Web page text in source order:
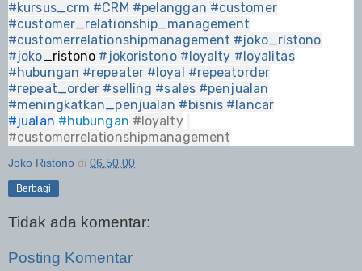
#kursus_crm #CRM #pelanggan #customer
#customer_relationship_management
#customerrelationshipmanagement #joko_ristono
#joko _ristono #jokoristono #loyalty #loyalitas
#hubungan #repeater #loyal #repeatorder
#repeat_order #selling #sales #penjualan
#meningkatkan_penjualan #bisnis #lancar
#jualan #hubungan #loyalty
#customerrelationshipmanagement
Joko Ristono di 06.50.00
Berbagi
Tidak ada komentar:
Posting Komentar